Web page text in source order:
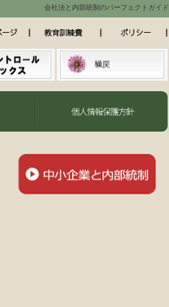
会社法と内部統制のパーフェクトガイド